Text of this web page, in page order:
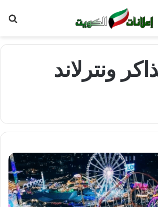
ونترلاند